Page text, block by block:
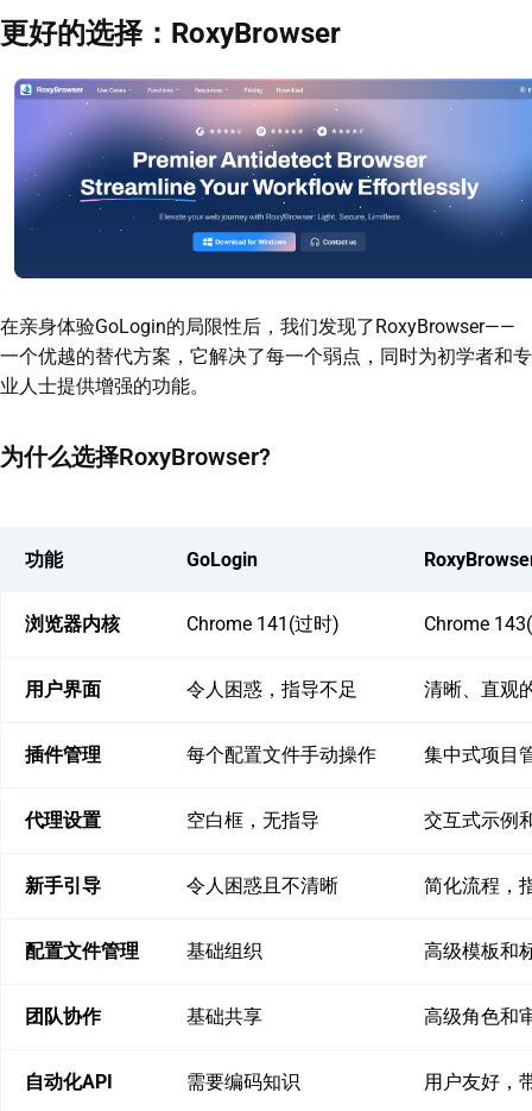
更好的选择：RoxyBrowser
在亲身体验GoLogin的局限性后，我们发现了RoxyBrowser——
一个优越的替代方案，它解决了每一个弱点，同时为初学者和专
业人士提供增强的功能。
为什么选择RoxyBrowser?
功能 GoLogin
浏览器内核 Chrome 141(过时) Chrome
用户界面 令人困惑，指导不足 清晰、直观
插件管理 每个配置文件手动操作 集中式项目
代理设置 空白框，无指导 交互式示例
新手引导 令人困惑且不清晰 简化流程，
配置文件管理 基础组织 高级模板和
团队协作 基础共享 高级角色和
自动化API 需要编码知识 用户友好，